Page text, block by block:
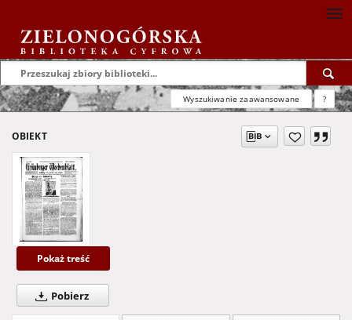
Wyszukiwanie zaawansowane ?
OBIEKT
Pokaż treść
Pobierz